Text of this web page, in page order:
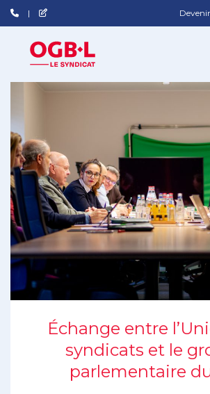
Échange entre
syndicats et le
parlementaire